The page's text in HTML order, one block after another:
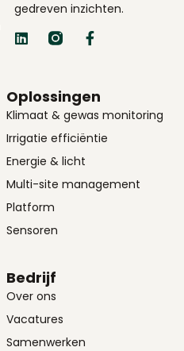
gedreven inzichten.
Oplossingen
Klimaat & gewas monitoring
Irrigatie efficiëntie
Energie & licht
Multi-site management
Platform
Sensoren
Bedrijf
Over ons
Vacatures
Samenwerken